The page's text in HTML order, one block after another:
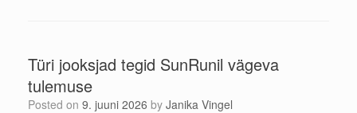
Türi jooksjad tegid SunRunil vägeva
tulemuse
Posted on 9. juuni 2026 by Janika Vingel